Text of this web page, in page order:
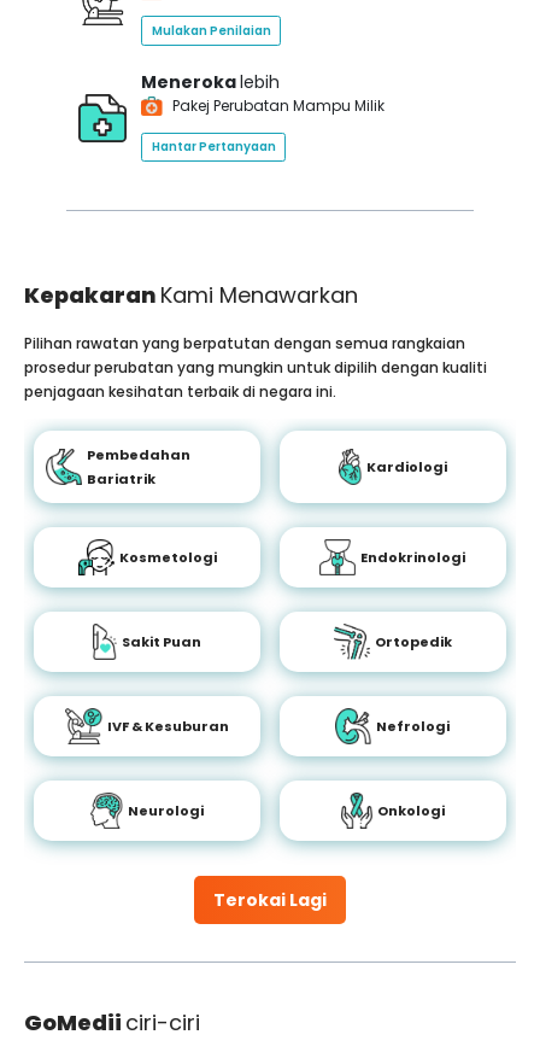
Mulakan Penilaian
Menerokalebih
Pakej Perubatan Mampu Milik
Hantar Pertanyaan
Kepakaran Kami Menawarkan
Terokai Lagi
Pilihan rawatan yang berpatutan dengan semua rangkaian
prosedur perubatan yang mungkin untuk dipilih dengan kualiti
penjagaan kesihatan terbaik di negara ini.
Pembedahan
Bariatrik
Kardiologi
Kosmetologi Endokrinologi
Sakit Puan Ortopedik
IVF & Kesuburan Nefrologi
Neurologi Onkologi
GoMedii ciri-ciri